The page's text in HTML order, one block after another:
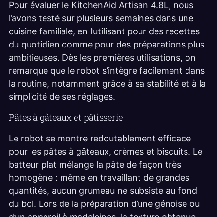
Pour évaluer le KitchenAid Artisan 4.8L, nous
l’avons testé sur plusieurs semaines dans une
cuisine familiale, en l’utilisant pour des recettes
du quotidien comme pour des préparations plus
ambitieuses. Dès les premières utilisations, on
remarque que le robot s’intègre facilement dans
la routine, notamment grâce à sa stabilité et à la
simplicité de ses réglages.
Pâtes à gâteaux et pâtisserie
Le robot se montre redoutablement efficace
pour les pâtes à gâteaux, crèmes et biscuits. Le
batteur plat mélange la pâte de façon très
homogène : même en travaillant de grandes
quantités, aucun grumeau ne subsiste au fond
du bol. Lors de la préparation d’une génoise ou